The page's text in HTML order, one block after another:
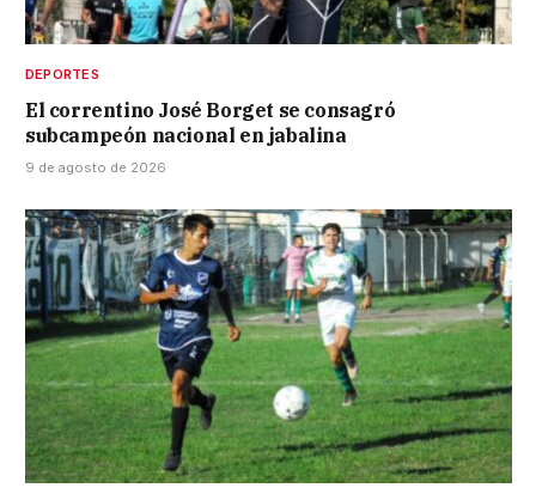
DEPORTES
El correntino José Borget se consagró
subcampeón nacional en jabalina
9 de agosto de 2026